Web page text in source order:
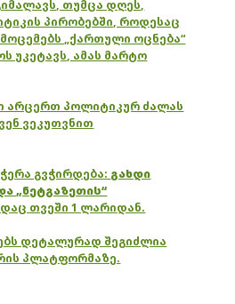
თუმცა დღეს,
პირობებში, როდესაც
„ქართული ოცნება“
უკეტავს, ამას მარტო
არცერთ პოლიტიკურ ძალას
ვეკუთვნით
გვჭირდება: გახდი
„ნეტგაზეთის“
თვეში 1 ლარიდან.
დეტალურად შეგიძლია
პლატფორმაზე.